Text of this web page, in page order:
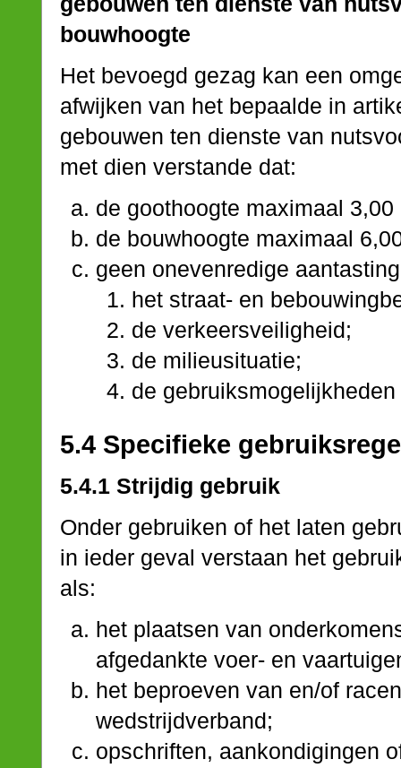
bouwhoogte
Het bevoegd gezag kan een
afwijken van het bepaalde in
gebouwen ten dienste van
met dien verstande dat:
de goothoogte maximaal
de bouwhoogte maximaal
geen onevenredige
het straat- en
de verkeersveiligheid;
de milieusituatie;
de
5.4 Specifieke
5.4.1 Strijdig gebruik
Onder gebruiken of het laten
in ieder geval verstaan het
als:
het plaatsen van
afgedankte voer- en
het beproeven van en/of
wedstrijdverband;
opschriften, aankondigingen